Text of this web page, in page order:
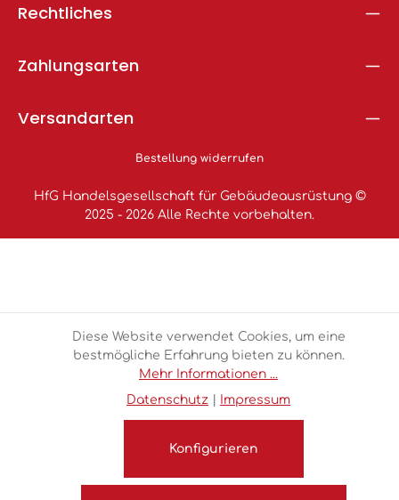
Rechtliches
Zahlungsarten
Versandarten
Bestellung widerrufen
HfG Handelsgesellschaft für Gebäudeausrüstung ©
2025 - 2026 Alle Rechte vorbehalten.
Diese Website verwendet Cookies, um eine
bestmögliche Erfahrung bieten zu können.
Mehr Informationen ...
Datenschutz
Impressum
Konfigurieren